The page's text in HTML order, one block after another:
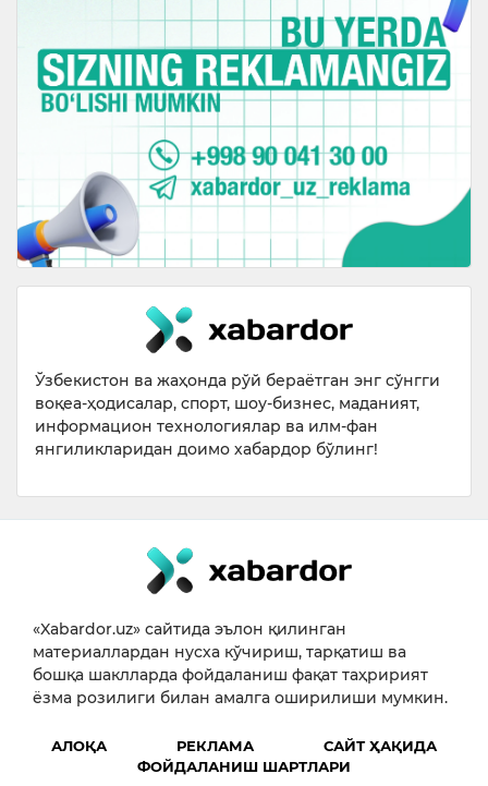
Ўзбекистон ва жаҳонда рўй бераётган энг сўнгги
воқеа-ҳодисалар, спорт, шоу-бизнес, маданият,
информацион технологиялар ва илм-фан
янгиликларидан доимо хабардор бўлинг!
«Xabardor.uz» сайтида эълон қилинган
материаллардан нусха кўчириш, тарқатиш ва
бошқа шаклларда фойдаланиш фақат таҳририят
ёзма розилиги билан амалга оширилиши мумкин.
АЛОҚА РЕКЛАМА
САЙТ ҲАҚИДА
ФОЙДАЛАНИШ ШАРТЛАРИ